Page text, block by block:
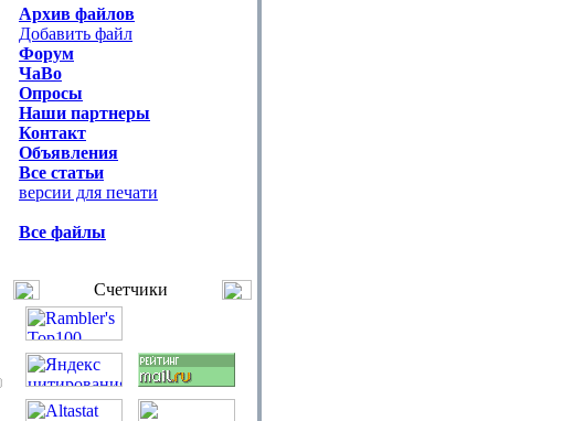
Архив файлов
Добавить файл
Форум
ЧаВо
Опросы
Наши партнеры
Контакт
Объявления
Все статьи
версии для печати
Все файлы
Счетчики